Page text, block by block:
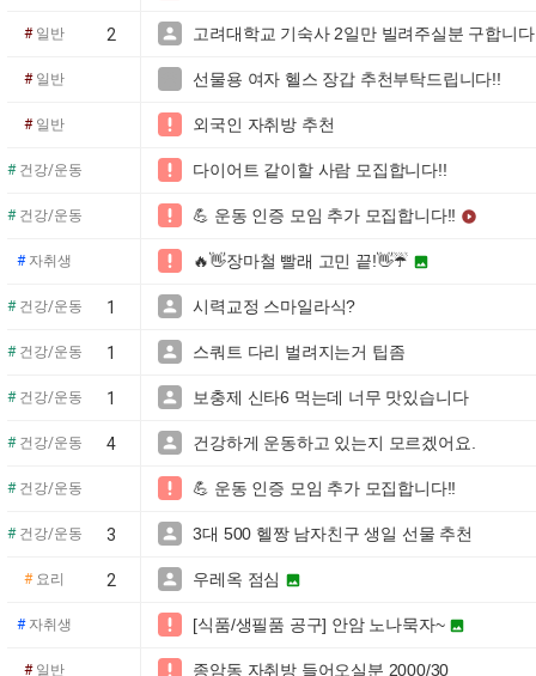
#일반 2  고려대학교 기숙사 2일만 빌려주실분 구합니
#일반 선물용 여자 헬스 장갑 추천부탁드립니다!!
#일반  외국인 자취방 추천
#건강/운동  다이어트 같이할 사람 모집합니다!!
#건강/운동  💪 운동 인증 모임 추가 모집합니다!! 
#자취생  🔥👋장마철 빨래 고민 끝!👋☔️ 
#건강/운동 1  시력교정 스마일라식?
#건강/운동 1  스쿼트 다리 벌려지는거 팁좀
#건강/운동 1  보충제 신타6 먹는데 너무 맛있습니다
#건강/운동 4  건강하게 운동하고 있는지 모르겠어요.
#건강/운동  💪 운동 인증 모임 추가 모집합니다!!
#건강/운동 3  3대 500 헬짱 남자친구 생일 선물 추천
#요리 2  우레옥 점심 
#자취생  [식품/생필품 공구] 안암 노나묵자~ 
#일반  종암동 자취방 들어오실분 2000/30